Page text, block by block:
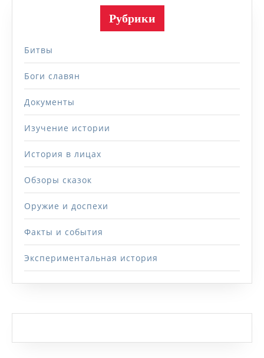
Рубрики
Битвы
Боги славян
Документы
Изучение истории
История в лицах
Обзоры сказок
Оружие и доспехи
Факты и события
Экспериментальная история